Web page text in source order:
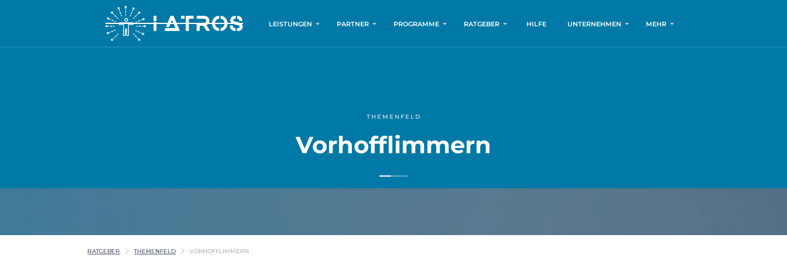
LEISTUNGEN PARTNER PROGRAMME RATGEBER HILFE UNTERNEHMEN MEHR
THEMENFELD
Vorhofflimmern
RATGEBER THEMENFELD VORHOFFLIMMERN